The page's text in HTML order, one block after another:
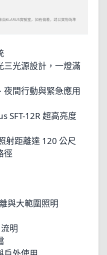
三光源設計，一燈滿
間行動與緊急應用
SFT-12R 超高亮度
射距離達 120 公尺
徑
與大範圍照明
明